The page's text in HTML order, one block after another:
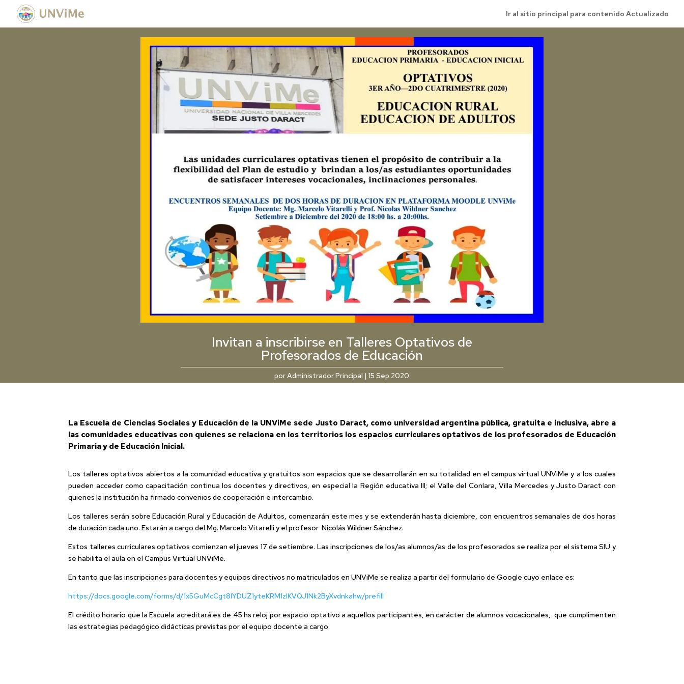
Ir al sitio principal para contenido Actualizado
Invitan a inscribirse en Talleres Optativos de
Profesorados de Educación
porAdministrador Principal |15 Sep 2020
La Escuela de Ciencias Sociales y Educación de la UNViMe sede Justo Daract, como universidad argentina pública, gratuita e inclusiva, abre a
las comunidades educativas con quienes se relaciona en los territorios los espacios curriculares optativos de los profesorados de Educación
Primaria y de Educación Inicial.
Los talleres optativos abiertos a la comunidad educativa y gratuitos son espacios que se desarrollarán en su totalidad en el campus virtual UNViMe y a los cuales
pueden acceder como capacitación continua los docentes y directivos, en especial la Región educativa III; el Valle del Conlara, Villa Mercedes y Justo Daract con
quienes la institución ha firmado convenios de cooperación e intercambio.
Los talleres serán sobre Educación Rural y Educación de Adultos, comenzarán este mes y se extenderán hasta diciembre, con encuentros semanales de dos horas
de duración cada uno. Estarán a cargo del Mg. Marcelo Vitarelli y el profesor Nicolás Wildner Sánchez.
Estos talleres curriculares optativos comienzan el jueves 17 de setiembre. Las inscripciones de los/as alumnos/as de los profesorados se realiza por el sistema SIU y
se habilita el aula en el Campus Virtual UNViMe.
En tanto que las inscripciones para docentes y equipos directivos no matriculados en UNViMe se realiza a partir del formulario de Google cuyo enlace es:
https://docs.google.com/forms/d/1x5GuMcCgt8IYDUZ1yteKRM1zlKVQJ1Nk2ByXvdnkahw/prefill
El crédito horario que la Escuela acreditará es de 45 hs reloj por espacio optativo a aquellos participantes, en carácter de alumnos vocacionales, que cumplimenten
las estrategias pedagógico didácticas previstas por el equipo docente a cargo.